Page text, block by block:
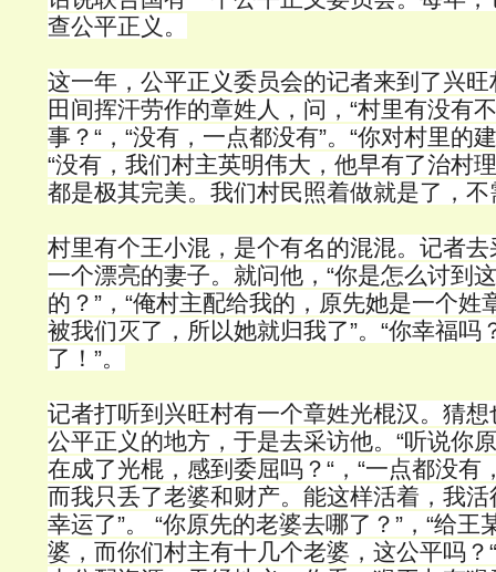
查公平正义。
这一年，公平正义委员会的记者来到了兴
田间挥汗劳作的章姓人，问，“村里有没有
事？“，“没有，一点都没有”。“你对村里的
“没有，我们村主英明伟大，他早有了治村
都是极其完美。我们村民照着做就是了，不
村里有个王小混，是个有名的混混。记者
一个漂亮的妻子。就问他，“你是怎么讨到
的？”，“俺村主配给我的，原先她是一个姓
被我们灭了，所以她就归我了”。“你幸福吗
了！”。
记者打听到兴旺村有一个章姓光棍汉。猜
公平正义的地方，于是去采访他。“听说你
在成了光棍，感到委屈吗？“，“一点都没有
而我只丢了老婆和财产。能这样活着，我
幸运了”。 “你原先的老婆去哪了？”，“给王
婆，而你们村主有十几个老婆，这公平吗？